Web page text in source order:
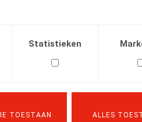
Statistieken
TOESTAAN ALLES